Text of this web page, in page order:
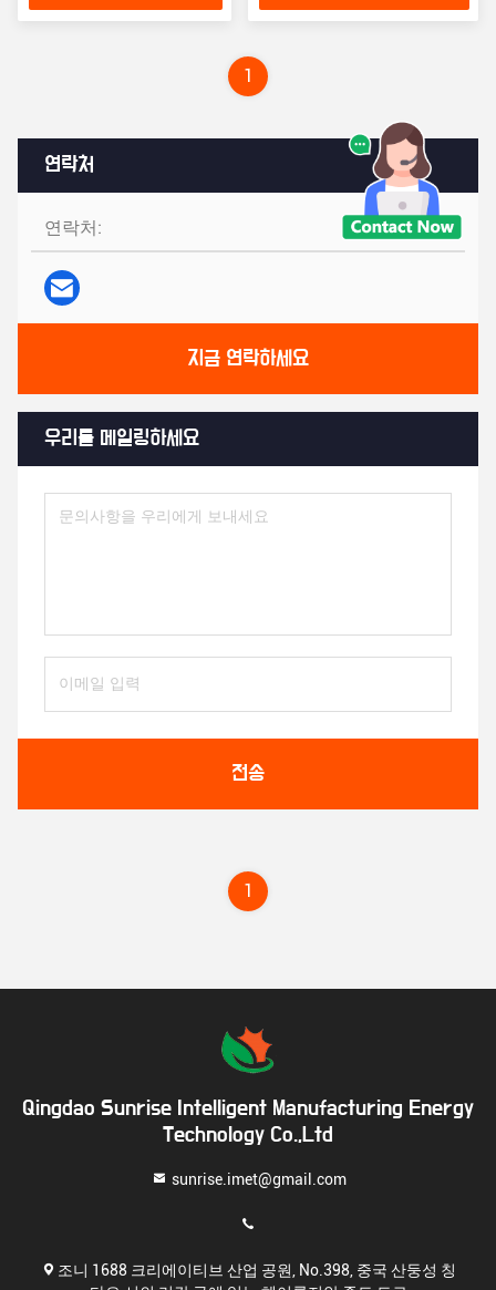
연락처
연락처: Ms. Evita
지금 연락하세요
우리를 메일링하세요
전송
1
1
Qingdao Sunrise Intelligent Manufacturing Energy
Technology Co.,Ltd
sunrise.imet@gmail.com
조니 1688 크리에이티브 산업 공원, No.398, 중국 산둥성 칭